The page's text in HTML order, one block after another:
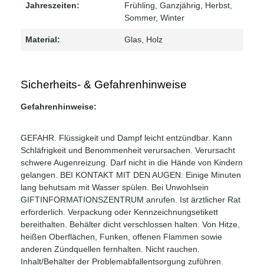
Jahreszeiten: Frühling , Ganzjährig , Herbst
Sommer, Winter
Material: Glas , Holz
Sicherheits- & Gefahrenhinweise
Gefahrenhinweise:
GEFAHR. Flüssigkeit und Dampf leicht entzündbar. Kann
Schläfrigkeit und Benommenheit verursachen. Verursacht
schwere Augenreizung. Darf nicht in die Hände von Kindern
gelangen. BEI KONTAKT MIT DEN AUGEN: Einige Minuten
lang behutsam mit Wasser spülen. Bei Unwohlsein
GIFTINFORMATIONSZENTRUM anrufen. Ist ärztlicher Rat
erforderlich. Verpackung oder Kennzeichnungsetikett
bereithalten. Behälter dicht verschlossen halten. Von Hitze,
heißen Oberflächen, Funken, offenen Flammen sowie
anderen Zündquellen fernhalten. Nicht rauchen.
Inhalt/Behälter der Problemabfallentsorgung zuführen.